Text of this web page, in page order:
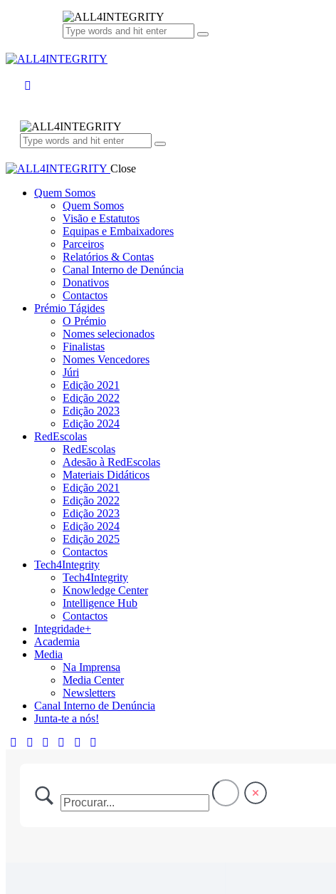
Close
Quem Somos
Quem Somos
Visão e Estatutos
Equipas e Embaixadores
Parceiros
Relatórios & Contas
Canal Interno de Denúncia
Donativos
Contactos
Prémio Tágides
O Prémio
Nomes selecionados
Finalistas
Nomes Vencedores
Júri
Edição 2021
Edição 2022
Edição 2023
Edição 2024
RedEscolas
RedEscolas
Adesão à RedEscolas
Materiais Didáticos
Edição 2021
Edição 2022
Edição 2023
Edição 2024
Edição 2025
Contactos
Tech4Integrity
Tech4Integrity
Knowledge Center
Intelligence Hub
Contactos
Integridade+
Academia
Media
Na Imprensa
Media Center
Newsletters
Canal Interno de Denúncia
Junta-te a nós!